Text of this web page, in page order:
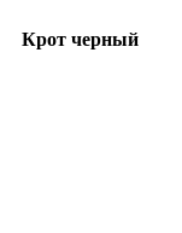
Крот черный